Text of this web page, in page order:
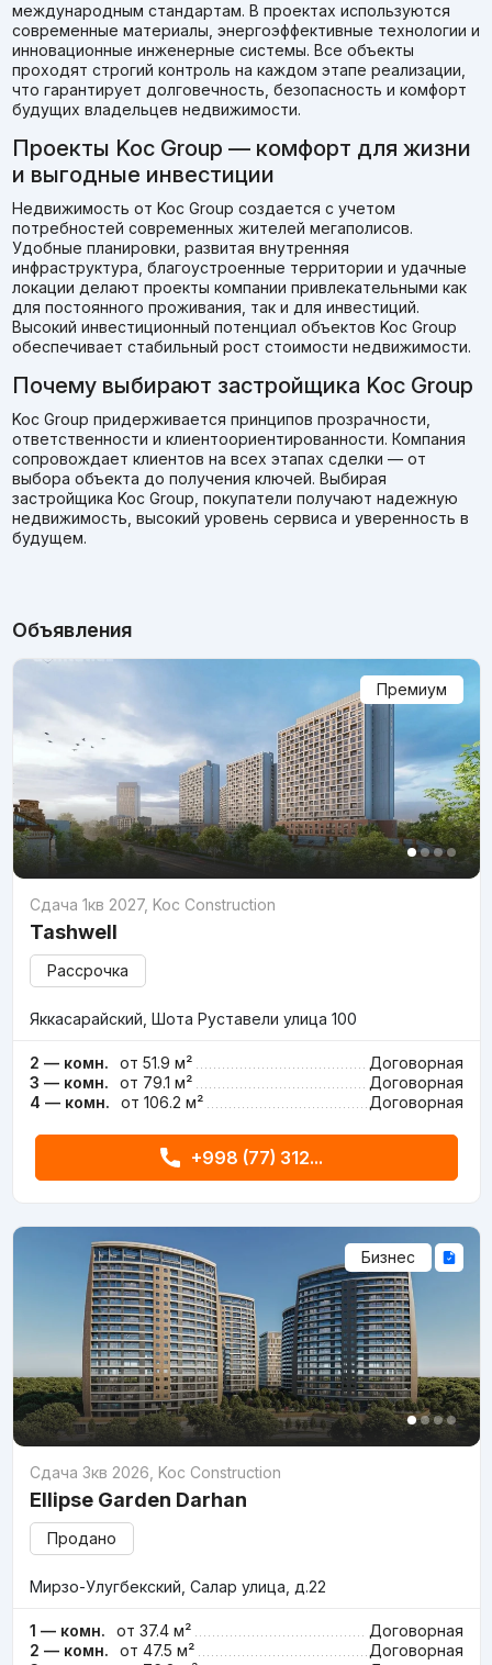
международным стандартам. В проектах используются
современные материалы, энергоэффективные технологии и
инновационные инженерные системы. Все объекты
проходят строгий контроль на каждом этапе реализации,
что гарантирует долговечность, безопасность и комфорт
будущих владельцев недвижимости.
Проекты Koc Group — комфорт для жизни
и выгодные инвестиции
Недвижимость от Koc Group создается с учетом
потребностей современных жителей мегаполисов.
Удобные планировки, развитая внутренняя
инфраструктура, благоустроенные территории и удачные
локации делают проекты компании привлекательными как
для постоянного проживания, так и для инвестиций.
Высокий инвестиционный потенциал объектов Koc Group
обеспечивает стабильный рост стоимости недвижимости.
Почему выбирают застройщика Koc Group
Koc Group придерживается принципов прозрачности,
ответственности и клиентоориентированности. Компания
сопровождает клиентов на всех этапах сделки — от
выбора объекта до получения ключей. Выбирая
застройщика Koc Group, покупатели получают надежную
недвижимость, высокий уровень сервиса и уверенность в
будущем.
Объявления
Премиум
Сдача 1кв 2027, Koc Construction
Tashwell
Рассрочка
Яккасарайский, Шота Руставели улица 100
2 — комн. от 51.9 м²
Договорная
3 — комн.
от 79.1 м²
Договорная
4 — комн.
от 106.2 м² Договорная
+998 (77) 312...
Бизнес
Сдача 3кв 2026 Koc Construction
Ellipse Garden Darhan
Продано
Мирзо-Улугбекский, Салар улица, д.22
1 — комн. от 37.4 м²
Договорная
2 — комн.
от 47.5 м²
Договорная